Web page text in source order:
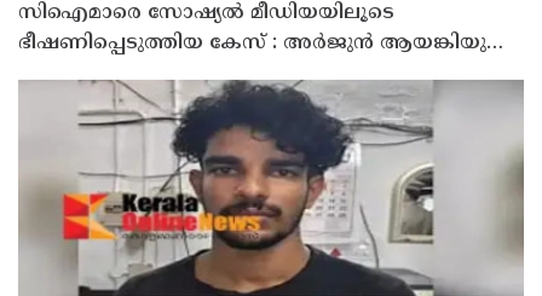
സിഐമാരെ സോഷ്യൽ മീഡിയയിലൂടെ
ഭീഷണിപ്പെടുത്തിയ കേസ് : അർജുൻ ആയങ്കിയുടെ
വീട്ടിൽ നിന്നും ലാപ്ടോപ്പ് പിടിച്ചെടുത്ത്‌ പോലീസ്